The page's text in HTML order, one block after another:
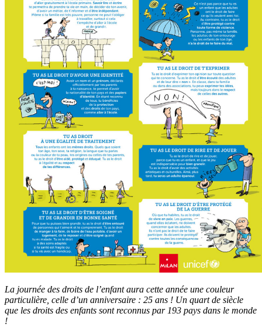
La journée des droits de l’enfant aura cette année une couleur
particulière, celle d’un anniversaire : 25 ans ! Un quart de siècle
que les droits des enfants sont reconnus par 193 pays dans le monde
!